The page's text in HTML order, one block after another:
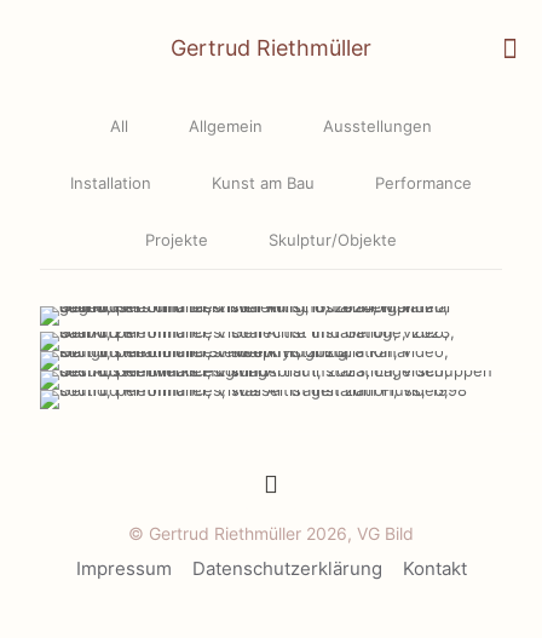
Gertrud Riethmüller
All Allgemein Ausstellungen
Installation Kunst am Bau Performance
Projekte Skulptur/Objekte
Geflechte und Gefüge,
Neophyt, 2023
Windsbraut, 2023
Vom Wasser tragen zum
Fluß, 1998
© Gertrud Riethmüller 2026, VG Bild
Impressum Datenschutzerklärung Kontakt